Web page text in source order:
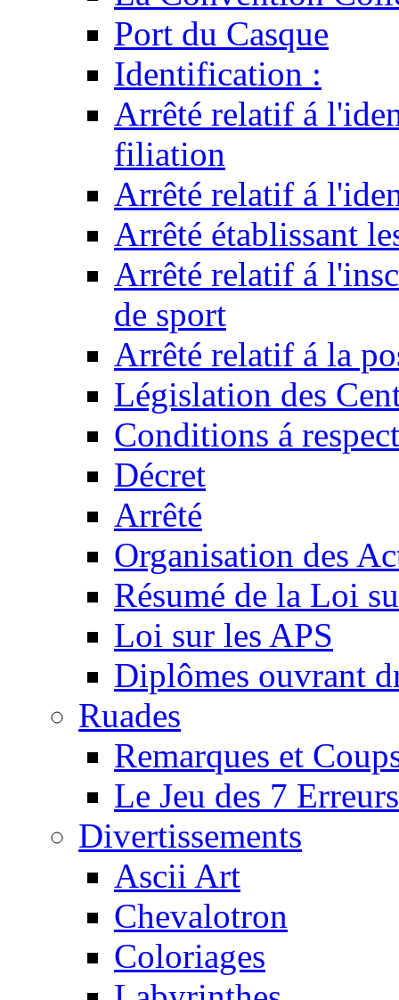
Port du Casque
Identification :
Arrêté relatif á
filiation
Arrêté relatif á
Arrêté établissant
Arrêté relatif á
de sport
Arrêté relatif á la
Législation des
Conditions á
Décret
Arrêté
Organisation des
Résumé de la Loi
Loi sur les APS
Diplômes ouvrant
Ruades
Remarques et
Le Jeu des 7 Erreurs
Divertissements
Ascii Art
Chevalotron
Coloriages